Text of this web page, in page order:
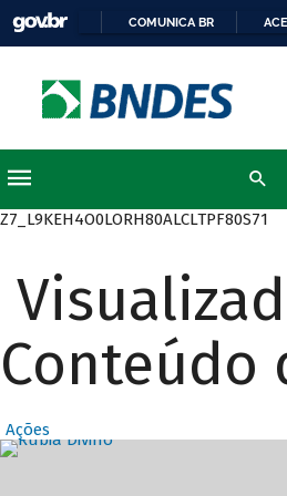
COMUNICA BR
Z7_L9KEH4O0LORH80ALCLTPF80S71
Conteúdo
Ações